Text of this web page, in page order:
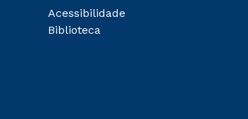
Acessibilidade
Biblioteca